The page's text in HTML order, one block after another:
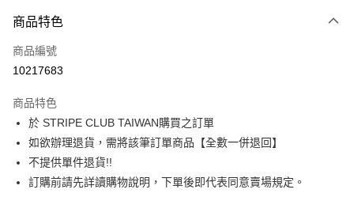
3 期 0 利率 每期
合作金庫商業銀行
上海商業儲蓄銀行
臺灣中小企業銀行
匯豐（台灣）商業銀行
華泰商業銀行
聯邦商業銀行
遠東國際商業銀行
元大商業銀行
玉山商業銀行
星展（台灣）商業銀行
超商取貨付款
LINE Pay
Apple Pay
街口支付
悠遊付
商品特色
商品編號
10217683
商品特色
於 STRIPE CLUB TAIWAN購買之訂單
如欲辦理退貨，需將該筆訂單商品【全數一併退回】
不提供單件退貨!!
訂購前請先詳讀購物說明，下單後即代表同意賣場規定。